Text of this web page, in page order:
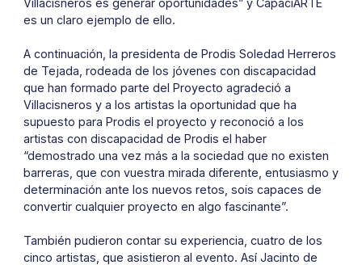
Villacisneros es generar oportunidades” y CapaciARTE
es un claro ejemplo de ello.
A continuación, la presidenta de Prodis Soledad Herreros
de Tejada, rodeada de los jóvenes con discapacidad
que han formado parte del Proyecto agradeció a
Villacisneros y a los artistas la oportunidad que ha
supuesto para Prodis el proyecto y reconoció a los
artistas con discapacidad de Prodis el haber
“demostrado una vez más a la sociedad que no existen
barreras, que con vuestra mirada diferente, entusiasmo y
determinación ante los nuevos retos, sois capaces de
convertir cualquier proyecto en algo fascinante”.
También pudieron contar su experiencia, cuatro de los
cinco artistas, que asistieron al evento. Así Jacinto de